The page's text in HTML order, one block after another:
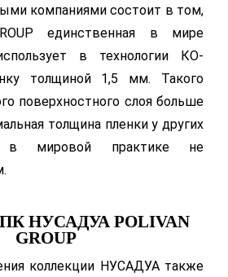
компаниями состоит в том,
единственная в мире
в технологии КО-
толщиной 1,5 мм. Такого
поверхностного слоя больше
толщина пленки у других
в мировой практике не
НУСАДУА POLIVAN
GROUP
коллекции НУСАДУА также